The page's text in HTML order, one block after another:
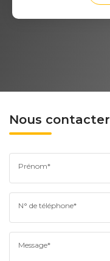
Nous contacter
Prénom*
N° de téléphone*
Message*